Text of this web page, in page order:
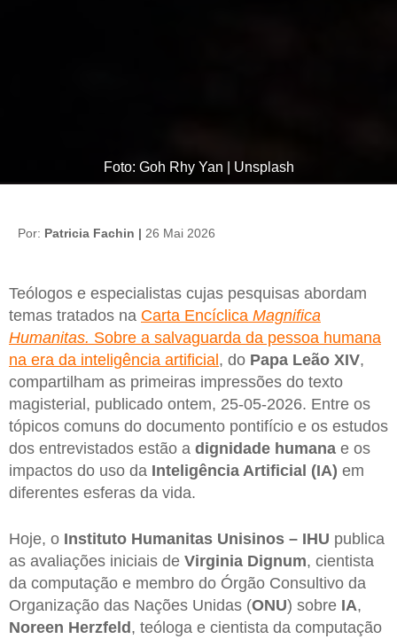
Foto: Goh Rhy Yan | Unsplash
Por: Patricia Fachin | 26 Mai 2026
Teólogos e especialistas cujas pesquisas abordam
temas tratados na Carta Encíclica Magnifica
Humanitas. Sobre a salvaguarda da pessoa humana
na era da inteligência artificial , do Papa Leão XIV,
compartilham as primeiras impressões do texto
magisterial, publicado ontem, 25-05-2026. Entre os
tópicos comuns do documento pontifício e os estudos
dos entrevistados estão a dignidade humana e os
impactos do uso da Inteligência Artificial (IA) em
diferentes esferas da vida.
Hoje, o Instituto Humanitas Unisinos – IHU publica
as avaliações iniciais de Virginia Dignum, cientista
da computação e membro do Órgão Consultivo da
Organização das Nações Unidas (ONU) sobre IA,
Noreen Herzfeld, teóloga e cientista da computação